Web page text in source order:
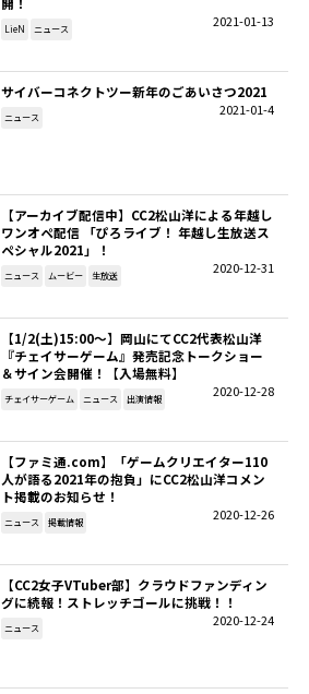
2021-01-13
LieN ニュース
サイバーコネクトツー新年のごあいさつ2021
2021-01-4
ニュース
【アーカイブ配信中】CC2松山洋による年越し
ワンオペ配信 「ぴろライブ！ 年越し生放送ス
ペシャル2021」！
2020-12-31
ニュース ムービー 生放送
【1/2(土)15:00～】岡山にてCC2代表松山洋
『チェイサーゲーム』発売記念トークショー
＆サイン会開催！【入場無料】
2020-12-28
チェイサーゲーム ニュース 出演情報
【ファミ通.com】「ゲームクリエイター110
人が語る2021年の抱負」にCC2松山洋コメン
ト掲載のお知らせ！
2020-12-26
ニュース 掲載情報
【CC2女子VTuber部】クラウドファンディン
グに続報！ストレッチゴールに挑戦！！
2020-12-24
ニュース